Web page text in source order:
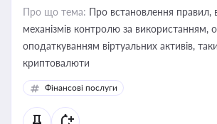
Про що тема: Про встановлення правил,
механізмів контролю за використанням,
оподаткуванням віртуальних активів,
криптовалюти
Фінансові послуги